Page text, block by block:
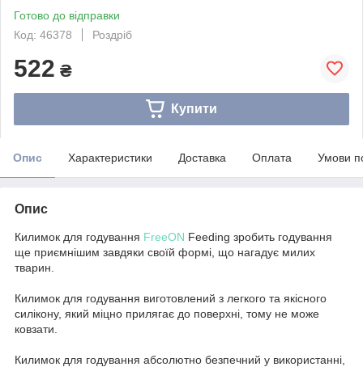
Готово до відправки
Код: 46378
Роздріб
522 ₴
Купити
Опис Характеристики Доставка Оплата Умови
Опис
Килимок для годування FreeON Feeding зробить годування
ще приємнішим завдяки своїй формі, що нагадує милих
тварин.
Килимок для годування виготовлений з легкого та якісного
силікону, який міцно прилягає до поверхні, тому не може
ковзати.
Килимок для годування абсолютно безпечний у використанні,